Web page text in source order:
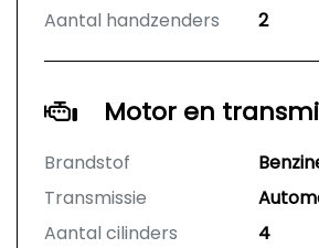
Aantal handzenders
2
Motor en
Brandstof
Transmissie
Aantal cilinders
4